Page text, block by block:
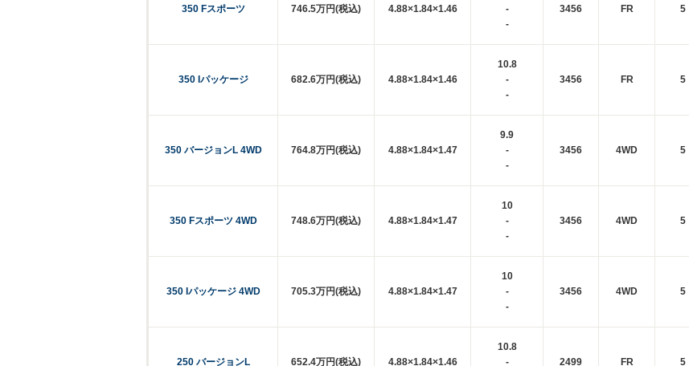
350 Fスポーツ 746.5万円(税込) 4.88×1.84×1.46
-
-
3456 FR 5
350 Iパッケージ 682.6万円(税込) 4.88×1.84×1.46
10.8
-
-
3456 FR 5
350 バージョンL 4WD 764.8万円(税込) 4.88×1.84×1.47
9.9
-
-
3456 4WD 5
350 Fスポーツ 4WD 748.6万円(税込) 4.88×1.84×1.47
10
-
-
3456 4WD 5
350 Iパッケージ 4WD 705.3万円(税込) 4.88×1.84×1.47
10
-
-
3456 4WD 5
250 バージョンL 652.4万円(税込) 4.88×1.84×1.46
10.8
-
2499 FR 5